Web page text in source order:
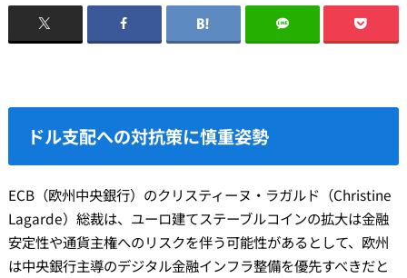
ドル支配への対抗策に慎重姿勢
ECB（欧州中央銀行）のクリスティーヌ・ラガルド（Christine
Lagarde）総裁は、ユーロ建てステーブルコインの拡大は金融
安定性や通貨主権へのリスクを伴う可能性があるとして、欧州
は中央銀行主導のデジタル金融インフラ整備を優先すべきだと